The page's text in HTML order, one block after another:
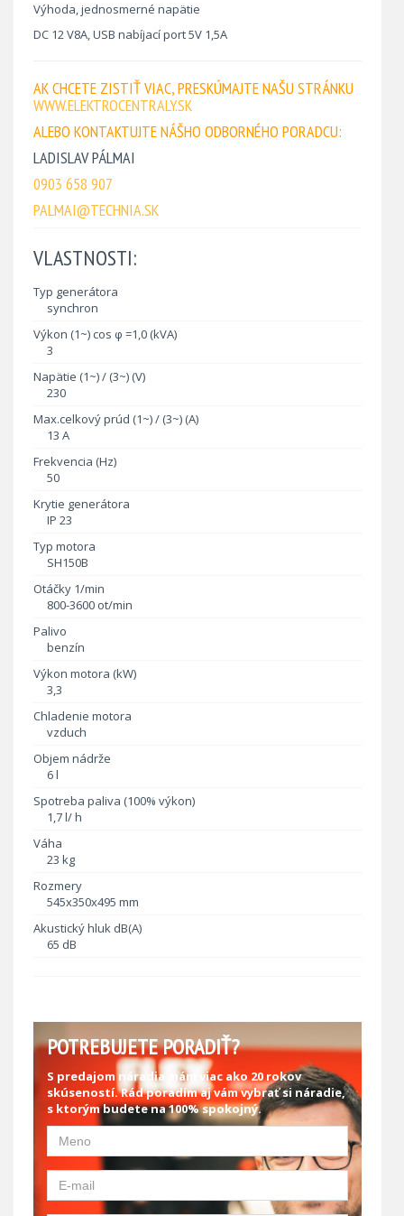
Výhoda, jednosmerné napätie
DC 12 V8A, USB nabíjací port 5V 1,5A
AK CHCETE ZISTIŤ VIAC, PRESKÚMAJTE NAŠU STRÁNKU
WWW.ELEKTROCENTRALY.SK
ALEBO KONTAKTUJTE NÁŠHO ODBORNÉHO PORADCU:
LADISLAV PÁLMAI
0903 658 907
PALMAI@TECHNIA.SK
VLASTNOSTI:
Typ generátora
synchron
Výkon (1~) cos φ =1,0 (kVA)
3
Napätie (1~) / (3~) (V)
230
Max.celkový prúd (1~) / (3~) (A)
13 A
Frekvencia (Hz)
50
Krytie generátora
IP 23
Typ motora
SH150B
Otáčky 1/min
800-3600 ot/min
Palivo
benzín
Výkon motora (kW)
3,3
Chladenie motora
vzduch
Objem nádrže
6 l
Spotreba paliva (100% výkon)
1,7 l/ h
Váha
23 kg
Rozmery
545x350x495 mm
Akustický hluk dB(A)
65 dB
POTREBUJETE PORADIŤ?
S predajom náradia mám viac ako 20 rokov
skúseností. Rád poradím aj vám vybrať si náradie,
s ktorým budete na 100% spokojný.